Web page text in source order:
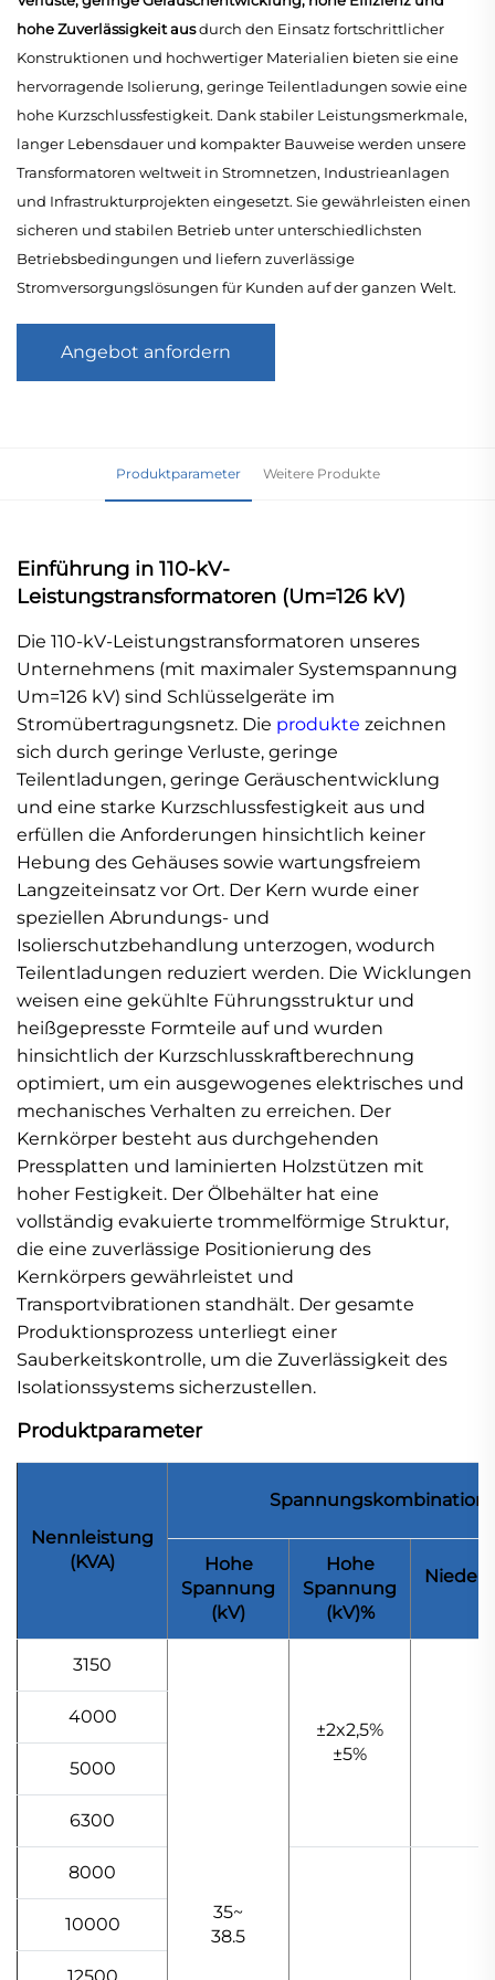
hohe Zuverlässigkeit ausdurch den Einsatz fortschrittlicher
Konstruktionen und hochwertiger Materialien bieten sie eine
hervorragende Isolierung, geringe Teilentladungen sowie eine
hohe Kurzschlussfestigkeit. Dank stabiler Leistungsmerkmale,
langer Lebensdauer und kompakter Bauweise werden unsere
Transformatoren weltweit in Stromnetzen, Industrieanlagen
und Infrastrukturprojekten eingesetzt. Sie gewährleisten einen
sicheren und stabilen Betrieb unter unterschiedlichsten
Betriebsbedingungen und liefern zuverlässige
Stromversorgungslösungen für Kunden auf der ganzen Welt.
Angebot anfordern
Produktparameter Weitere Produkte
Einführung in 110-kV-
Leistungstransformatoren (Um=126 kV)
Die 110-kV-Leistungstransformatoren unseres
Unternehmens (mit maximaler Systemspannung
Um=126 kV) sind Schlüsselgeräte im
Stromübertragungsnetz. Die produkte zeichnen
sich durch geringe Verluste, geringe
Teilentladungen, geringe Geräuschentwicklung
und eine starke Kurzschlussfestigkeit aus und
erfüllen die Anforderungen hinsichtlich keiner
Hebung des Gehäuses sowie wartungsfreiem
Langzeiteinsatz vor Ort. Der Kern wurde einer
speziellen Abrundungs- und
Isolierschutzbehandlung unterzogen, wodurch
Teilentladungen reduziert werden. Die Wicklungen
weisen eine gekühlte Führungsstruktur und
heißgepresste Formteile auf und wurden
hinsichtlich der Kurzschlusskraftberechnung
optimiert, um ein ausgewogenes elektrisches und
mechanisches Verhalten zu erreichen. Der
Kernkörper besteht aus durchgehenden
Pressplatten und laminierten Holzstützen mit
hoher Festigkeit. Der Ölbehälter hat eine
vollständig evakuierte trommelförmige Struktur,
die eine zuverlässige Positionierung des
Kernkörpers gewährleistet und
Transportvibrationen standhält. Der gesamte
Produktionsprozess unterliegt einer
Sauberkeitskontrolle, um die Zuverlässigkeit des
Isolationssystems sicherzustellen.
Produktparameter
Nennleistung
(KVA)
Spannungskombination
Hohe
Spannung
(kV)
Hohe
Spannung
(kV)%
3150
35~
38.5
±2x2,5%
±5%
4000
5000
6300
8000
10000
12500